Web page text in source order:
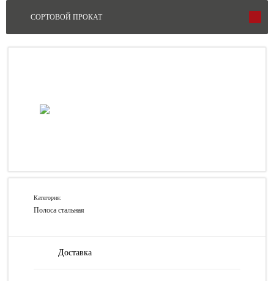
СОРТОВОЙ ПРОКАТ
Категория:
Полоса стальная
Доставка